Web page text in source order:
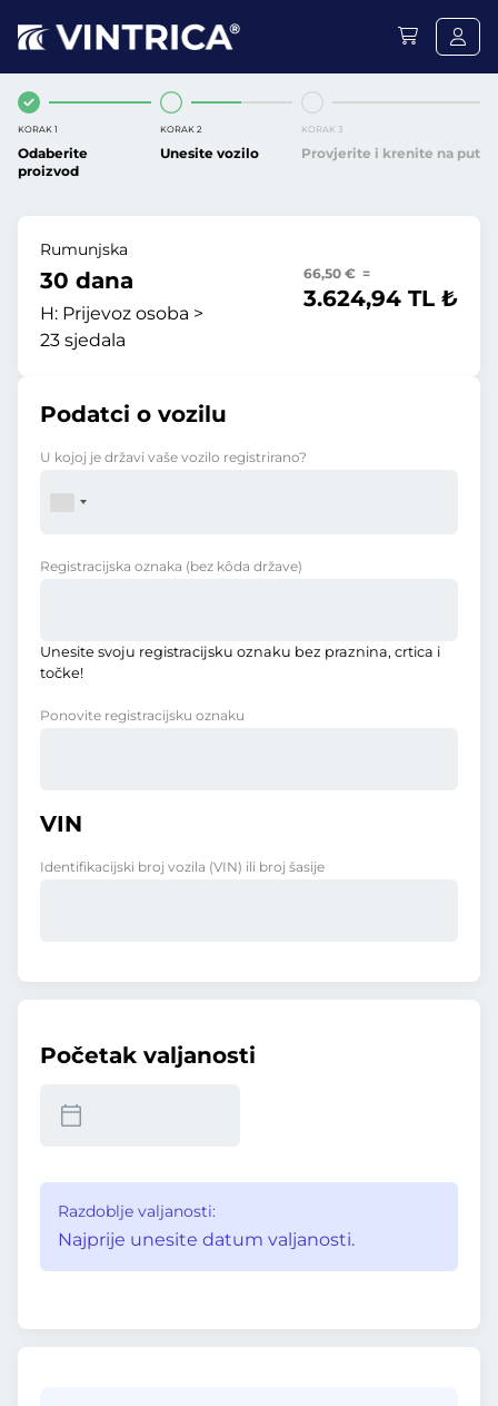
KORAK 1
Odaberite
proizvod
KORAK 2
Unesite vozilo
KORAK 3
Provjerite i krenite na put
Rumunjska
30 dana
H: Prijevoz osoba >
23 sjedala
66,50 € =
3.624,94 TL ₺
Podatci o vozilu
U kojoj je državi vaše vozilo registrirano?
Registracijska oznaka (bez kôda države)
Unesite svoju registracijsku oznaku bez praznina, crtica i
točke!
Ponovite registracijsku oznaku
VIN
Identifikacijski broj vozila (VIN) ili broj šasije
Početak valjanosti
Razdoblje valjanosti:
Najprije unesite datum valjanosti.